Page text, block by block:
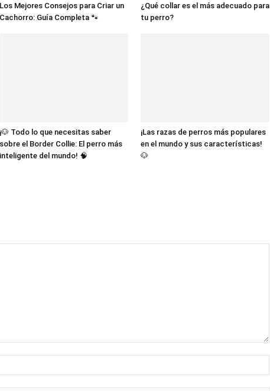
Los Mejores Consejos para Criar un
Cachorro: Guía Completa 🐾
¿Qué collar es el más adecuado para
tu perro?
¡🐶 Todo lo que necesitas saber
sobre el Border Collie: El perro más
inteligente del mundo! 🧠
¡Las razas de perros más populares
en el mundo y sus características!
🐶